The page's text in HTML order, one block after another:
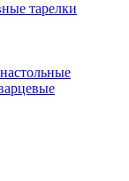
тарелки